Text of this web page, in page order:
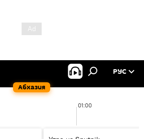
Абхазия
РУС
01:00